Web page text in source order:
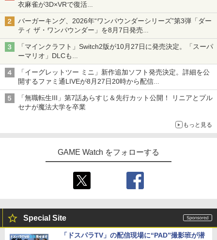
衣麻雀が3D×VRで復活
発売から2週間は20%オフになるセールが実施
バーガーキング、2026年“ワンパウンダーシリーズ”第3弾「ダー
ティ ザ・ワンパウンダー」を8月7日発売
「特製ガーリックマヨソース」を使用した超大型チーズバーガー
「マインクラフト」Switch2版が10月27日に発売決定。「スーパ
ーマリオ」DLCも
Switch版からのアップグレードも可能に
「イーグレットツー ミニ」新作追加ソフト発売決定。詳細を公
開するファミ通LIVEが8月27日20時から配信
シリーズ累計100タイトルへ
「無職転生III」第7話あらすじ＆先行カット公開！ リニアとプル
セナが魔法大学を卒業
もっと見る
GAME Watch をフォローする
Special Site
「ドスパラTV」の配信現場に“PAD”撮影班が潜